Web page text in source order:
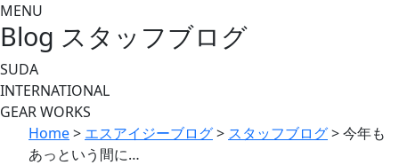
MENU
Blog スタッフブログ
SUDA
INTERNATIONAL
GEAR WORKS
Home> エスアイジーブログ> スタッフブログ>今年も
あっという間に…